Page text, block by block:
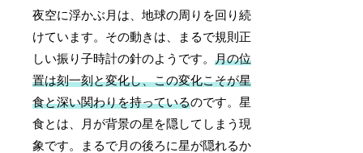
夜空に浮かぶ月は、地球の周りを回り続
けています。その動きは、まるで規則正
しい振り子時計の針のようです。月の位
置は刻一刻と変化し、この変化こそが星
食と深い関わりを持っているのです。星
食とは、月が背景の星を隠してしまう現
象です。まるで月の後ろに星が隠れるか